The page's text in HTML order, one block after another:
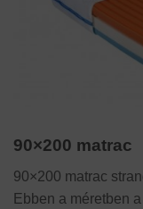
90×200 matrac
90×200 matrac
Ebben a méretben